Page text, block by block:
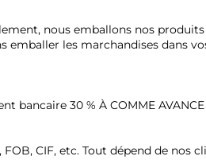
nous emballons nos
les marchandises dans
bancaire 30 % À COMME
FOB, CIF, etc. Tout dépend de nos